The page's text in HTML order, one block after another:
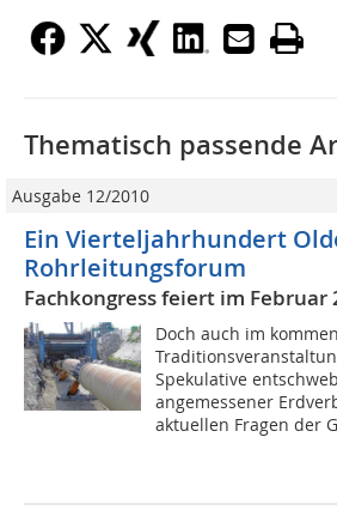
Thematisch passende
Ausgabe 12/2010
Ein Vierteljahrhundert
Rohrleitungsforum
Fachkongress feiert im Februar
Doch auch im
Spekulative
angemessener
aktuellen Fragen der